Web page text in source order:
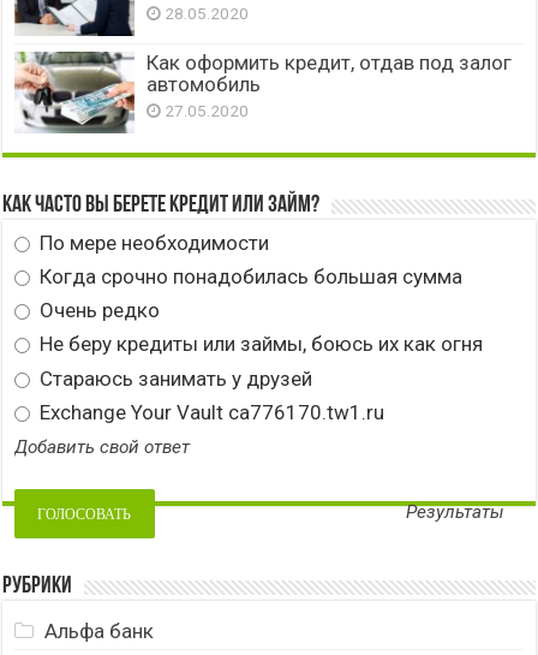
28.05.2020
Как оформить кредит, отдав под залог
автомобиль
27.05.2020
Как часто вы берете кредит или займ?
По мере необходимости
Когда срочно понадобилась большая сумма
Очень редко
Не беру кредиты или займы, боюсь их как огня
Стараюсь занимать у друзей
Exchange Your Vault ca776170.tw1.ru
Добавить свой ответ
Результаты
Рубрики
Альфа банк